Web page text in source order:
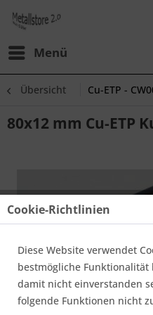
Menü
Übersicht Cu-ETP -
80x12 mm Cu-ETP
Cookie-Richtlinien
Diese Website verwendet
bestmögliche Funktionalität
damit nicht einverstanden
folgende Funktionen nicht